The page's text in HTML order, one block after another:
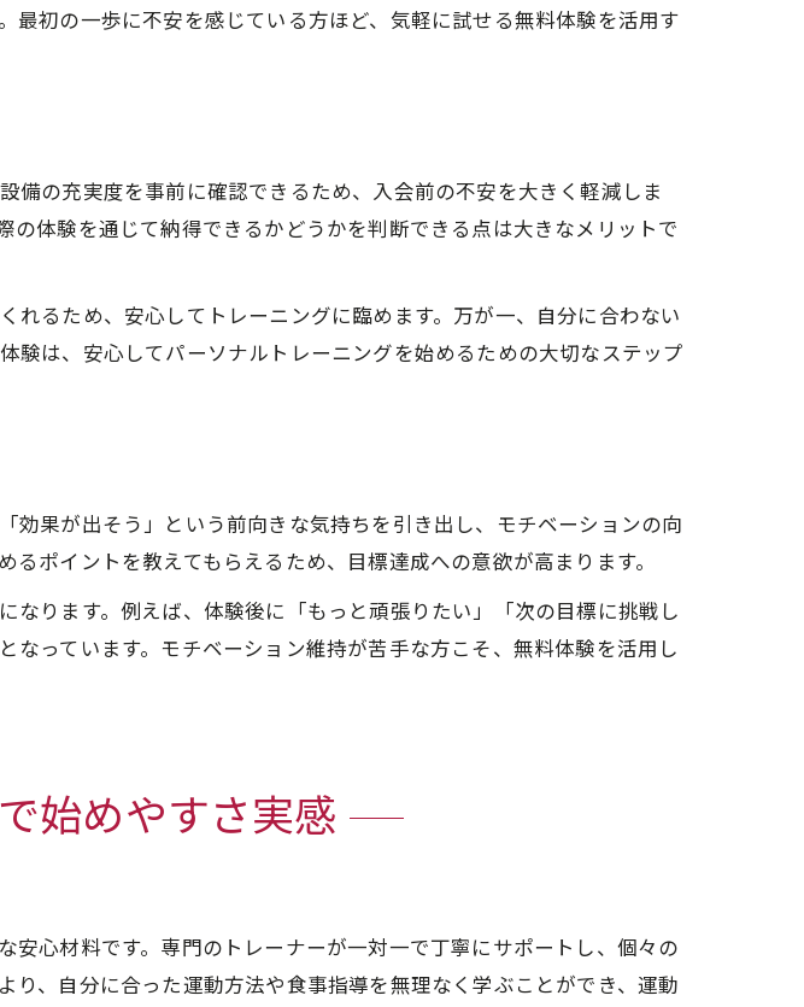
られる実践的アドバイス
変化の理由
む継続のしやすさ
験無料の個別対応力
無料で続く習慣化の秘密
らす変化の実感
初の一歩に不安を感じている方ほど、気軽に試せる無料体験を活用す
の充実度を事前に確認できるため、入会前の不安を大きく軽減しま
体験を通じて納得できるかどうかを判断できる点は大きなメリットで
るため、安心してトレーニングに臨めます。万が一、自分に合わない
験は、安心してパーソナルトレーニングを始めるための大切なステップ
果が出そう」という前向きな気持ちを引き出し、モチベーションの向
ポイントを教えてもらえるため、目標達成への意欲が高まります。
ります。例えば、体験後に「もっと頑張りたい」「次の目標に挑戦し
っています。モチベーション維持が苦手な方こそ、無料体験を活用し
始めやすさ実感
心材料です。専門のトレーナーが一対一で丁寧にサポートし、個々の
、自分に合った運動方法や食事指導を無理なく学ぶことができ、運動